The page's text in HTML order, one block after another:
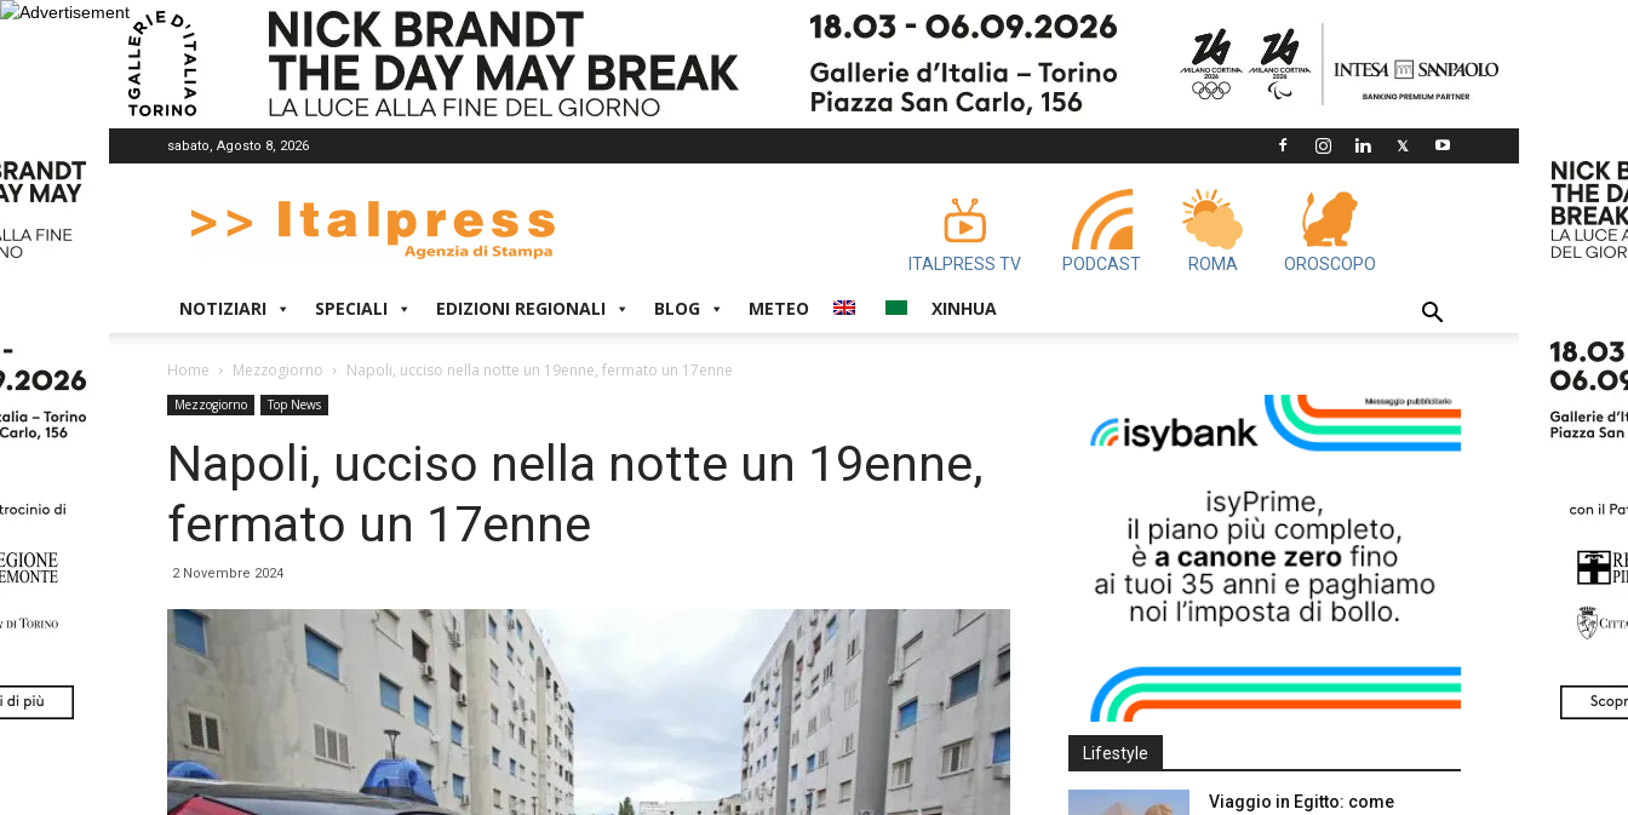
sabato, Agosto 8, 2026
ITALPRESS TV PODCAST ROMA OROSCOPO
NOTIZIARI SPECIALI EDIZIONI REGIONALI BLOG METEO XINHUA
Home Mezzogiorno Napoli, ucciso nella notte un 19enne, fermato un 17enne
Mezzogiorno Top News
Napoli, ucciso nella notte un 19enne,
fermato un 17enne
2 Novembre 2024
Lifestyle
Viaggio in Egitto: come